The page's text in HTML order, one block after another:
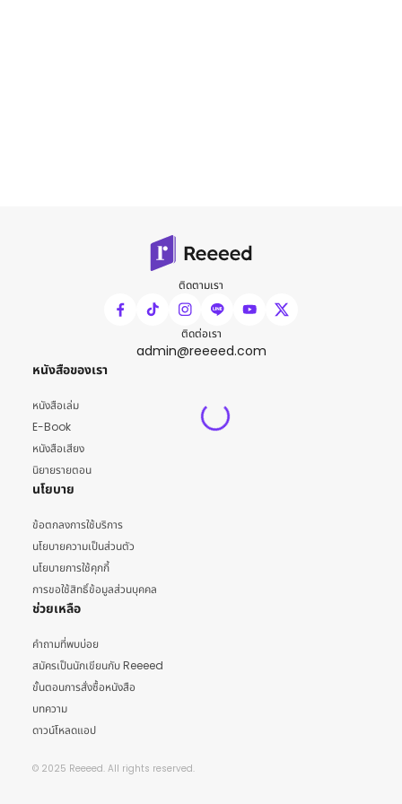
ติดตามเรา
ติดต่อเรา
admin@reeeed.com
หนังสือของเรา
หนังสือเล่ม
E-Book
หนังสือเสียง
นิยายรายตอน
นโยบาย
ข้อตกลงการใช้บริการ
นโยบายความเป็นส่วนตัว
นโยบายการใช้คุกกี้
การขอใช้สิทธิ์ข้อมูลส่วนบุคคล
ช่วยเหลือ
คำถามที่พบบ่อย
สมัครเป็นนักเขียนกับ Reeeed
ขั้นตอนการสั่งซื้อหนังสือ
บทความ
ดาวน์โหลดแอป
© 2025 Reeeed. All rights reserved.